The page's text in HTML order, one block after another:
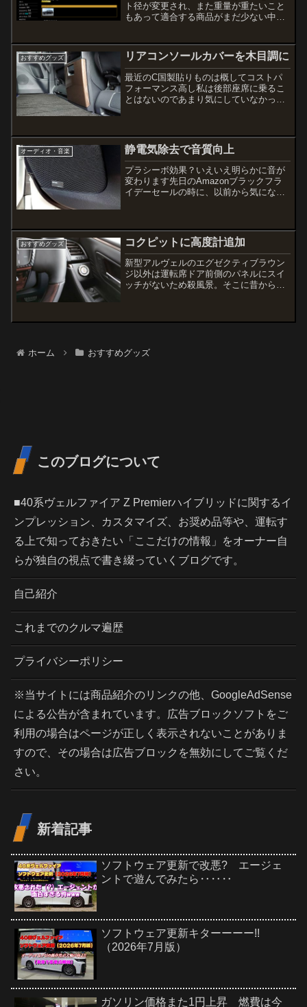
ト径が変更され、また重量が重たいこと
もあって適合する商品がまだ少ない中、
を注文した
おすすめグッズ リアコンソールカバーを木目調に
最近のC国製貼りものは概してコストパ
フォーマンス高し私は後部座席に乗るこ
とはないのであまり気にしていなかった
いてしまっているし、こ...
オーディオ・音楽 静電気除去で音質向上
プラシーボ効果？いえいえ明らかに音が
変わります先日のAmazonブラックフラ
イデーセールの時に、以前から気になっ
ンチキ臭い「オカル...
おすすめグッズ コクピットに高度計追加
新型アルヴェルのエグゼクティブラウン
ジ以外は運転席ドア前側のパネルにスイ
ッチがないため殺風景。そこに昔から継
ホーム おすすめグッズ
このブログについて
■40系ヴェルファイア Z Premierハイブリッドに関するイ
ンプレッション、カスタマイズ、お奨め品等や、運転す
る上で知っておきたい「ここだけの情報」をオーナー自
らが独自の視点で書き綴っていくブログです。
自己紹介
これまでのクルマ遍歴
プライバシーポリシー
※当サイトには商品紹介のリンクの他、GoogleAdSense
による公告が含まれています。広告ブロックソフトをご
利用の場合はページが正しく表示されないことがありま
すので、その場合は広告ブロックを無効にしてご覧くだ
さい。
新着記事
ソフトウェア更新で改悪? エージェ
ントで遊んでみたら‥‥‥
ソフトウェア更新キターーーー!!
（2026年7月版）
ガソリン価格また1円上昇 燃費は今